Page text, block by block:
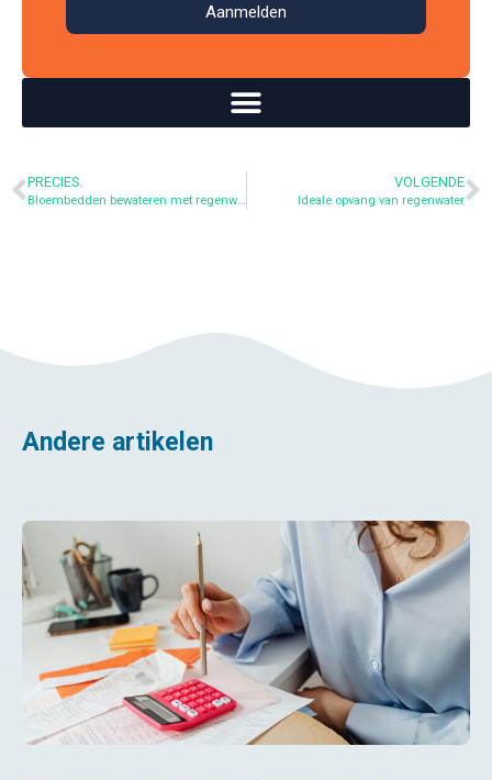
Aanmelden
PRECIES.
Bloembedden bewateren met regenwater
VOLGENDE
Ideale opvang van regenwater
Andere artikelen